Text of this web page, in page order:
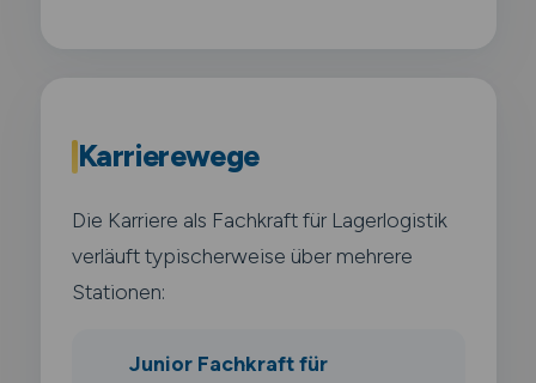
Karrierewege
Die Karriere als Fachkraft für Lagerlogistik
verläuft typischerweise über mehrere
Stationen:
Junior Fachkraft für